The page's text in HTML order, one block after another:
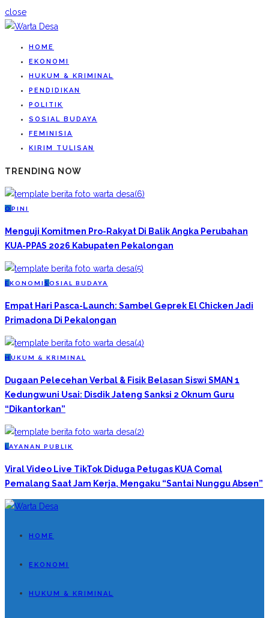
close
HOME
EKONOMI
HUKUM & KRIMINAL
PENDIDIKAN
POLITIK
SOSIAL BUDAYA
FEMINISIA
KIRIM TULISAN
TRENDING NOW
O PINI
Menguji Komitmen Pro-Rakyat Di Balik Angka Perubahan
KUA-PPAS 2026 Kabupaten Pekalongan
EKONOMI S OSIAL BUDAYA
Empat Hari Pasca-Launch: Sambel Geprek El Chicken Jadi
Primadona Di Pekalongan
H UKUM & KRIMINAL
Dugaan Pelecehan Verbal & Fisik Belasan Siswi SMAN 1
Kedungwuni Usai: Disdik Jateng Sanksi 2 Oknum Guru
“Dikantorkan”
L AYANAN PUBLIK
Viral Video Live TikTok Diduga Petugas KUA Comal
Pemalang Saat Jam Kerja, Mengaku “Santai Nunggu Absen”
HOME
EKONOMI
HUKUM & KRIMINAL